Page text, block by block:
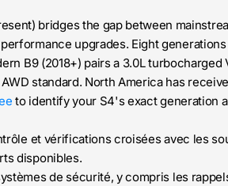
bridges the gap between
upgrades. Eight
B9 (2018+) pairs a 3.0L turbocharged
standard. North America has
to identify your S4's exact generation
et vérifications croisées avec les
disponibles.
de sécurité, y compris les